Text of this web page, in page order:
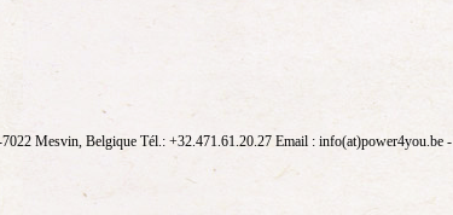
Mesvin, Belgique Tél.: +32.471.61.20.27 Email : info(at)power4you.be -